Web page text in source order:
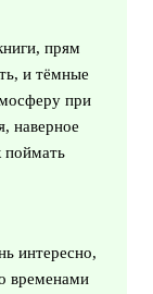
прям
и тёмные
при
наверное
поймать
интересно,
временами